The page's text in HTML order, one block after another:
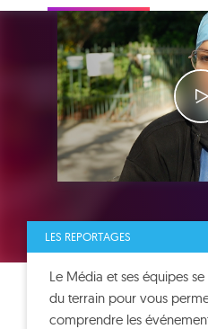
LES REPORTAGES
Le Média et ses équipes
du terrain pour vous
comprendre les